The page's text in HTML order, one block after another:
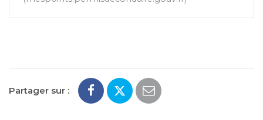
Partager sur :